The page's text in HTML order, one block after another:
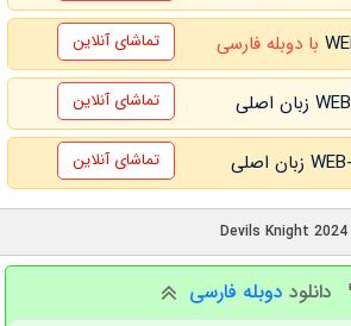
با دوبله فارسی تماشای آنلاین
تماشای آنلاین
تماشای آنلاین
دانلود دوبله فارسی